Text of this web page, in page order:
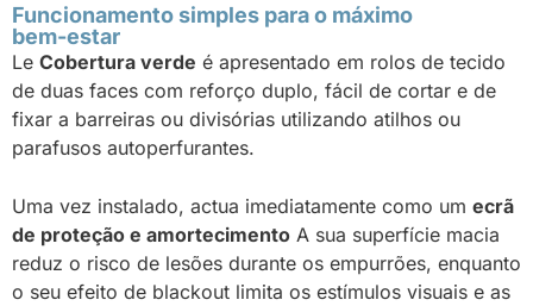
Funcionamento simples para o máximo
bem-estar
Le Cobertura verde é apresentado em rolos de tecido
de duas faces com reforço duplo, fácil de cortar e de
fixar a barreiras ou divisórias utilizando atilhos ou
parafusos autoperfurantes.
Uma vez instalado, actua imediatamente como um ecrã
de proteção e amortecimento A sua superfície macia
reduz o risco de lesões durante os empurrões, enquanto
o seu efeito de blackout limita os estímulos visuais e as